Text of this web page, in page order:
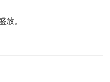
放。